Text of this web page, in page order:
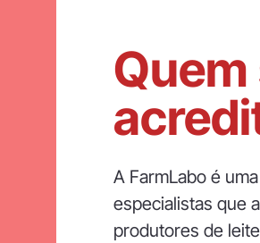
A FarmLabo é
especialistas que
produtores de